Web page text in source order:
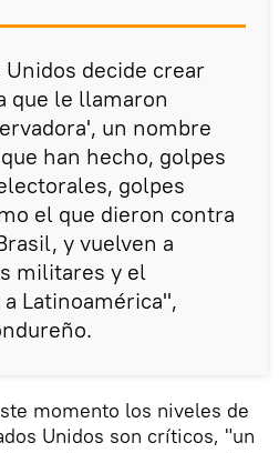
decide crear
que le llamaron
un nombre
han hecho, golpes
golpes
el que dieron contra
y vuelven a
militares y el
Latinoamérica",
momento los niveles de
Unidos son críticos, "un